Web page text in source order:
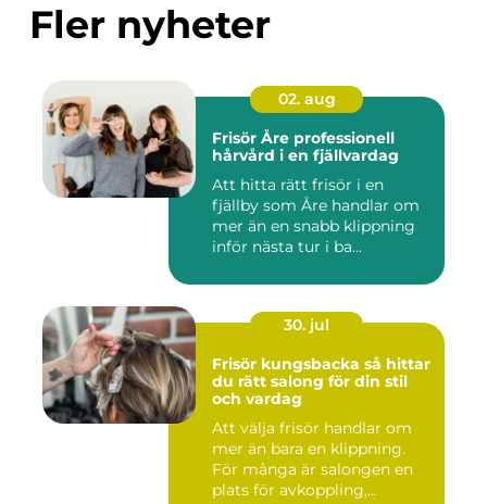
Fler nyheter
02. aug
Frisör Åre professionell
hårvård i en fjällvardag
Att hitta rätt frisör i en
fjällby som Åre handlar om
mer än en snabb klippning
inför nästa tur i ba...
30. jul
Frisör kungsbacka så hittar
du rätt salong för din stil
och vardag
Att välja frisör handlar om
mer än bara en klippning.
För många är salongen en
plats för avkoppling,...